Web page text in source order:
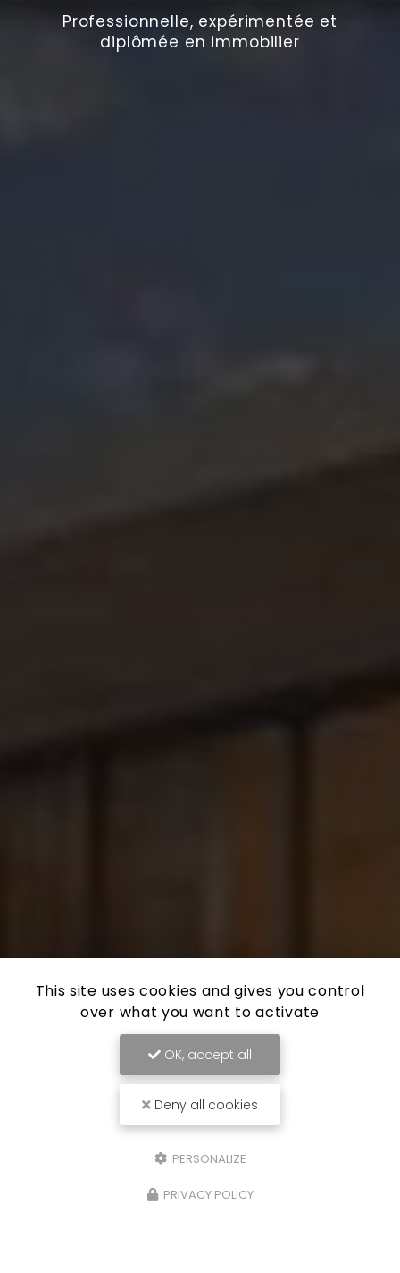
Professionnelle, expérimentée et
diplômée en immobilier
This site uses cookies and gives you control
over what you want to activate
OK, accept all
Deny all cookies
PERSONALIZE
PRIVACY POLICY